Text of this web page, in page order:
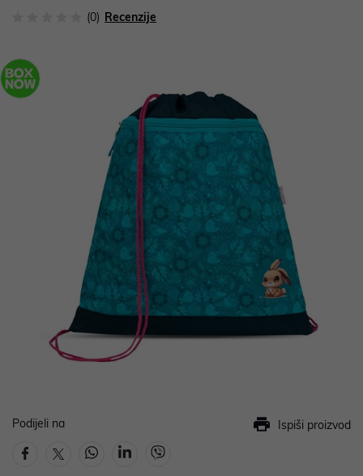
(0) Recenzije
Podijeli na Ispiši proizvod